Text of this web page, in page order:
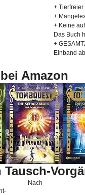
+
+
+ Keine
Das Buch
+
Einband
Amazon
Tausch-
Nach